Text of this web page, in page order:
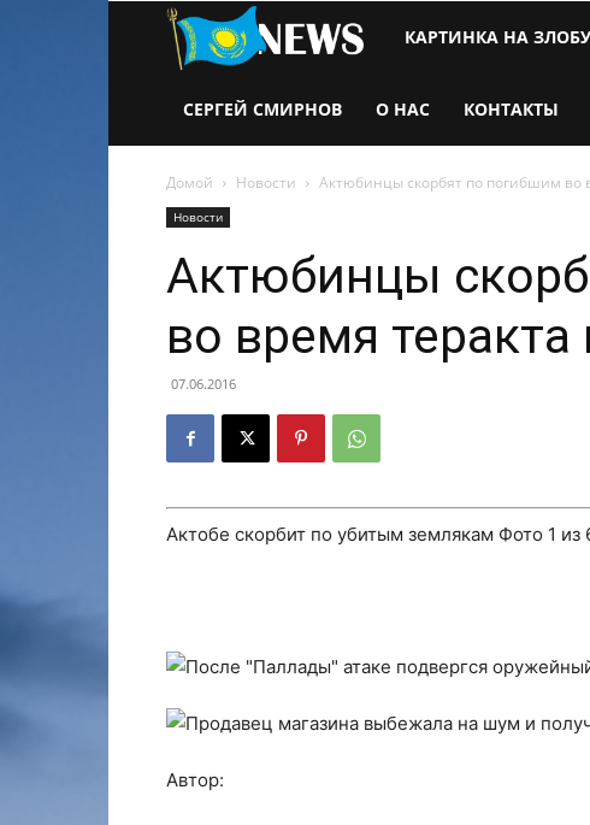
Новости
Казахстана
КАРТИНКА НА
СЕРГЕЙ СМИРНОВ О НАС КОНТАКТЫ
Домой Новости Актюбинцы скорбят по погибшим во
Новости
Актюбинцы
во время
07.06.2016
Актобе скорбит по убитым землякам Фото 1 из
Автор: